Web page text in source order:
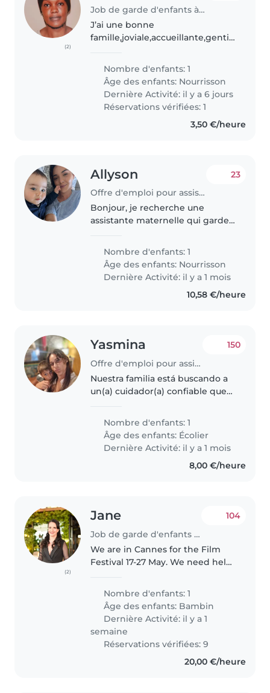
(2)
Job de garde d'enfants à Amiens
J’ai une bonne
globalité. Une famille qui a un
esprit d’équipe,qui sert faire..
Nombre d'enfants: 1
Âge des enfants: Nourrisson
Dernière Activité: il y a 6 jours
Réservations vérifiées: 1
3,50 €/heure
Allyson
Offre d'emploi pour assistante maternelle à Toulon
23
Bonjour, je recherche une
assistante maternelle qui garde
secteur ou pas trop loin pour les
lundi et mardi de 10h30 à 16h30
pour mon bébé de 6 mois..
Nombre d'enfants: 1
Âge des enfants: Nourrisson
Dernière Activité: il y a 1 mois
10,58 €/heure
Yasmina
Offre d'emploi pour assistante maternelle à Strasbourg
150
Nuestra familia está buscando a
un(a) cuidador(a) confiable que
edad escolar. Es una niña
enérgica, curiosa y deportiva que
necesita atención y diversión...
Nombre d'enfants: 1
Âge des enfants: Écolier
Dernière Activité: il y a 1 mois
8,00 €/heure
(2)
Jane
Job de garde d'enfants à Cannes
104
We are in Cannes for the Film
Festival 17-27 May. We need help
old, whilst we work- she’s very
sweet and happy girl. We will be
nearby just busy!..
Nombre d'enfants: 1
Âge des enfants: Bambin
Dernière Activité: il y a 1
semaine
Réservations vérifiées: 9
20,00 €/heure